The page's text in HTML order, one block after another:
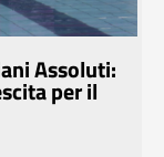
Assoluti:
per il